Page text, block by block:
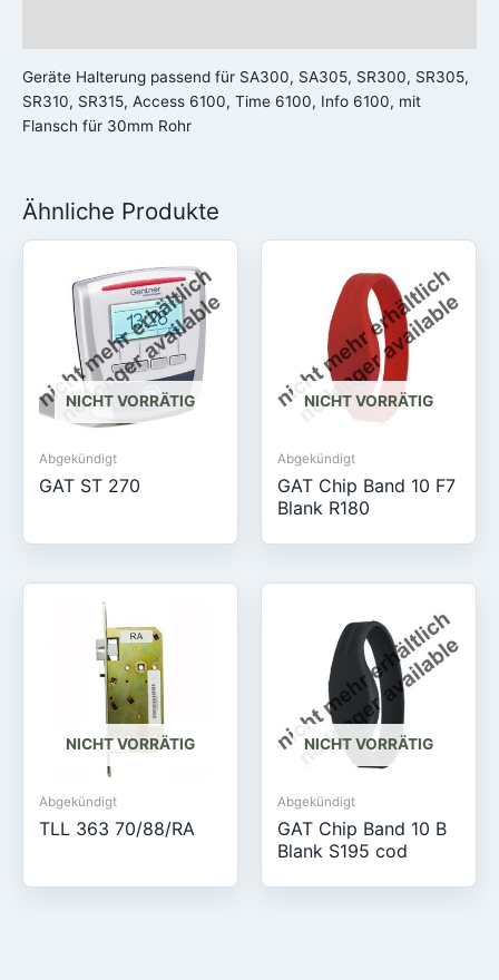
Geräte Halterung passend für SA300, SA305, SR300, SR305,
SR310, SR315, Access 6100, Time 6100, Info 6100, mit
Flansch für 30mm Rohr
Ähnliche Produkte
NICHT VORRÄTIG
Abgekündigt
GAT ST 270
NICHT VORRÄTIG
Abgekündigt
GAT Chip Band 10 F7
Blank R180
NICHT VORRÄTIG
Abgekündigt
TLL 363 70/88/RA
NICHT VORRÄTIG
Abgekündigt
GAT Chip Band 10 B
Blank S195 cod